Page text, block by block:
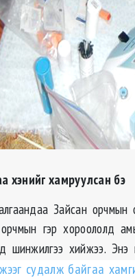
хэнийг хамруулсан бэ
Зайсан
гэр хороололд
шинжилгээ хийжээ. Энэ
судалж байгаа